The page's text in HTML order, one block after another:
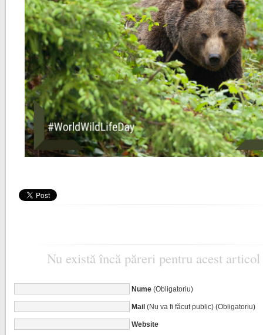
Nu există încă păreri pentru acest articol
Nume(Obligatoriu)
Mail(Nu va fi făcut public) (Obligatoriu)
Website